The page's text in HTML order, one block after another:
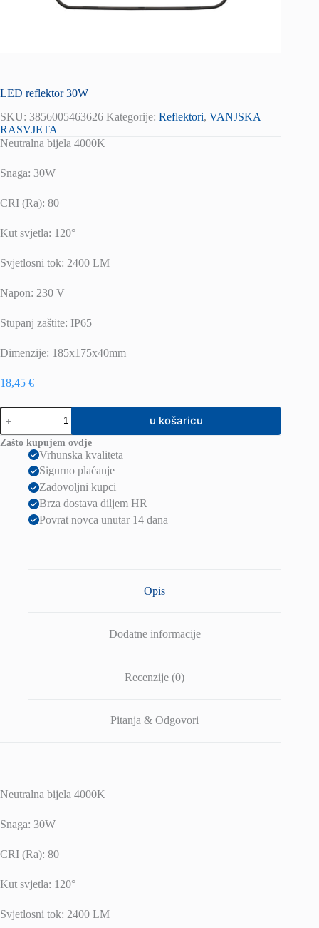
LED reflektor 30W
SKU: 3856005463626 Kategorije: Reflektori, VANJSKA
RASVJETA
Neutralna bijela 4000K
Snaga: 30W
CRI (Ra): 80
Kut svjetla: 120°
Svjetlosni tok: 2400 LM
Napon: 230 V
Stupanj zaštite: IP65
Dimenzije: 185x175x40mm
18,45 €
LED
reflektor
30W
količina
u košaricu
Zašto kupujem ovdje
Vrhunska kvaliteta
Sigurno plaćanje
Zadovoljni kupci
Brza dostava diljem HR
Povrat novca unutar 14 dana
Opis
Dodatne informacije
Recenzije (0)
Pitanja & Odgovori
Neutralna bijela 4000K
Snaga: 30W
CRI (Ra): 80
Kut svjetla: 120°
Svjetlosni tok: 2400 LM